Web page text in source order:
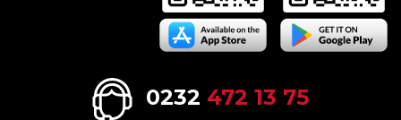
0232 472 13 75